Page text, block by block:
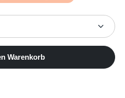
gewünschten Wert ein
Warenkorb